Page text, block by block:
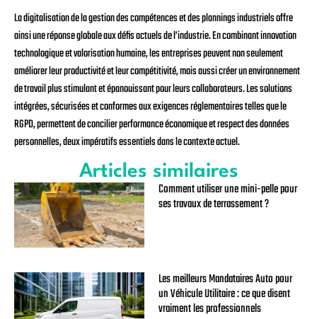
La digitalisation de la gestion des compétences et des plannings industriels offre
ainsi une réponse globale aux défis actuels de l’industrie. En combinant innovation
technologique et valorisation humaine, les entreprises peuvent non seulement
améliorer leur productivité et leur compétitivité, mais aussi créer un environnement
de travail plus stimulant et épanouissant pour leurs collaborateurs. Les solutions
intégrées, sécurisées et conformes aux exigences réglementaires telles que le
RGPD, permettent de concilier performance économique et respect des données
personnelles, deux impératifs essentiels dans le contexte actuel.
Articles similaires
Comment utiliser une mini-pelle pour
ses travaux de terrassement ?
Les meilleurs Mandataires Auto pour
un Véhicule Utilitaire : ce que disent
vraiment les professionnels